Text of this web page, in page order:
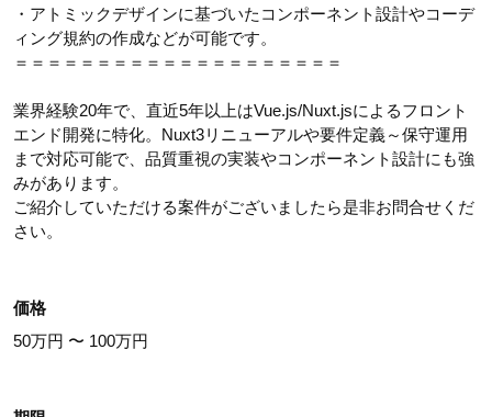
・アトミックデザインに基づいたコンポーネント設計やコーデ
ィング規約の作成などが可能です。
＝＝＝＝＝＝＝＝＝＝＝＝＝＝＝＝＝＝＝＝
業界経験20年で、直近5年以上はVue.js/Nuxt.jsによるフロント
エンド開発に特化。Nuxt3リニューアルや要件定義～保守運用
まで対応可能で、品質重視の実装やコンポーネント設計にも強
みがあります。
ご紹介していただける案件がございましたら是非お問合せくだ
さい。
価格
50万円 〜 100万円